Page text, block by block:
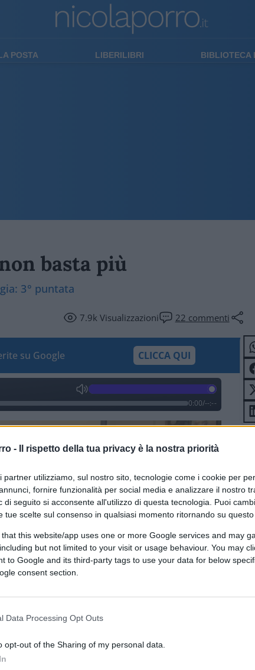
- Il rispetto della tua privacy è la nostra priorità
partner utilizziamo, sul nostro sito, tecnologie come i cookie per
fornire funzionalità per social media e analizzare il nostro
di seguito si acconsente all'utilizzo di questa tecnologia. Puoi
tue scelte sul consenso in qualsiasi momento ritornando su
that this website/app uses one or more Google services and may
but not limited to your visit or usage behaviour. You may
to Google and its third-party tags to use your data for below
consent section.
Data Processing Opt Outs
opt-out of the Sharing of my personal data.
POSTA LIBERILIBRI BIBLIOTECA
basta più
3° puntata
7.9kVisualizzazioni 22 commenti
su Google CLICCA QUI
0:00/--:--